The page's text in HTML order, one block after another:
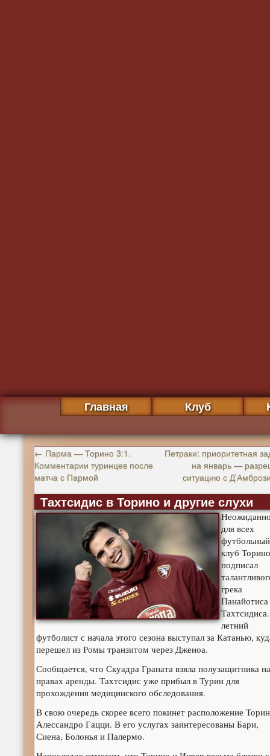
Главная Клуб
← Парма — Торино 3:1.
Комментарии туринцев после
матча с Пармой
Петраки: приоритетная
на январь —
ситуацию с
Тахтсидис в Торино и другие слухи
для всех
футбольный
клуб Торино
подписал
грека
Панайотиса
летний
футболист с начала этого сезона выступал за Катанью,
перешел из Ромы транзитом через Дженоа.
Сообщается, что Скуадра Граната взяла полузащитника на
правах аренды. Тахтсидис уже прибыл в Турин для
прохождения медицинского обследования.
В свою очередь скорее всего покинет расположение
Алессандро Гацци. В его услугах заинтересованы Бари,
Сиена, Болонья и Палермо.